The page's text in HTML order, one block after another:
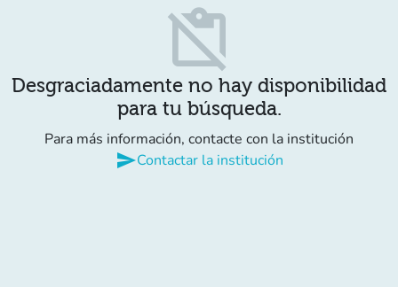
content_paste_off
Desgraciadamente no hay disponibilidad
para tu búsqueda.
Para más información, contacte con la institución
sendContactar la institución